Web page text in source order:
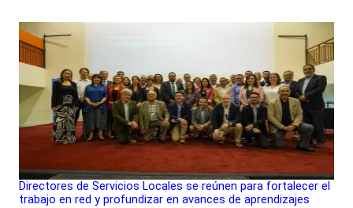
Directores de Servicios Locales se reúnen para fortalecer el
trabajo en red y profundizar en avances de aprendizajes